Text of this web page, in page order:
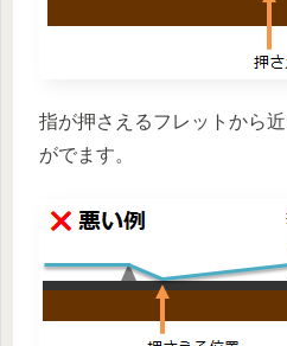
指が押さえるフレットから
がでます。